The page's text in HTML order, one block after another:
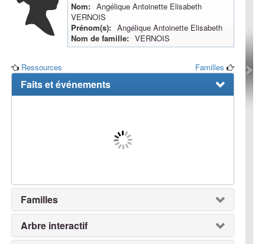
Nom
Angélique Antoinette Elisabeth
VERNOIS
Prénom(s)
Angélique Antoinette Elisabeth
Nom de famille
VERNOIS
Ressources Familles
Faits et événements
Familles
Arbre interactif